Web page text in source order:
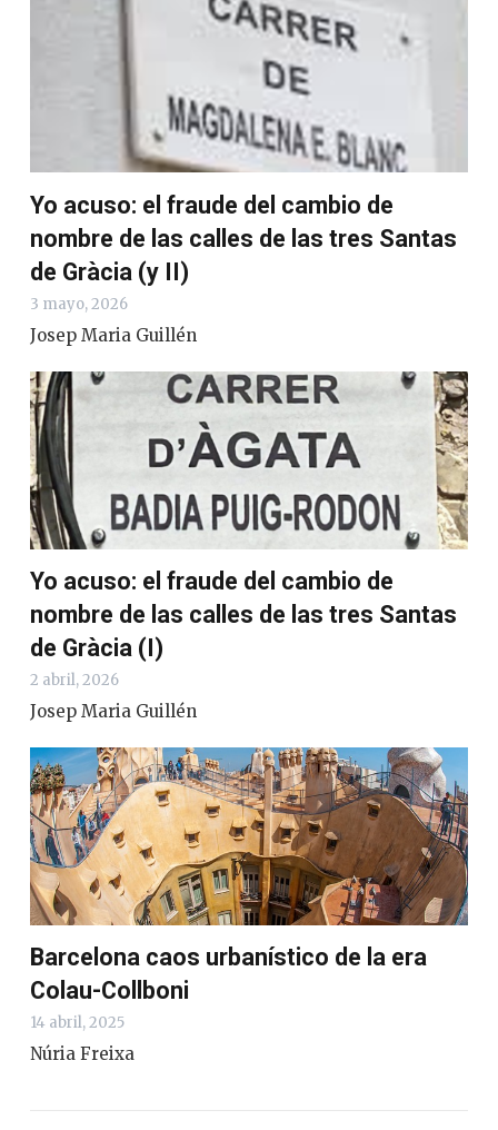
Yo acuso: el fraude del cambio de
nombre de las calles de las tres Santas
de Gràcia (y II)
3 mayo, 2026
Josep Maria Guillén
Yo acuso: el fraude del cambio de
nombre de las calles de las tres Santas
de Gràcia (I)
2 abril, 2026
Josep Maria Guillén
Barcelona caos urbanístico de la era
Colau-Collboni
14 abril, 2025
Núria Freixa